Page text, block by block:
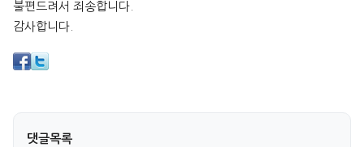
불편드려서 죄송합니다.
감사합니다.
댓글목록